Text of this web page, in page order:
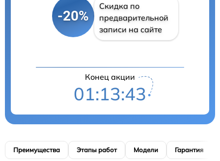
-20%
Скидка по
предварительной
записи на сайте
Конец акции
01:13:42
Преимущества Этапы работ Модели Гарантия